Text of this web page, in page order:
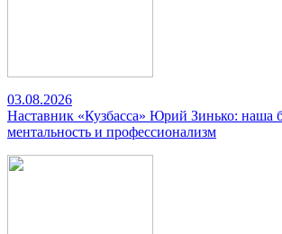
03.08.2026
Наставник «Кузбасса» Юрий Зинько: наша
ментальность и профессионализм